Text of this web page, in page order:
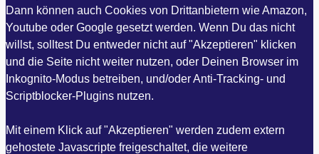
Dann können auch Cookies von Drittanbietern wie Amazon,
Youtube oder Google gesetzt werden. Wenn Du das nicht
willst, solltest Du entweder nicht auf "Akzeptieren" klicken
und die Seite nicht weiter nutzen, oder Deinen Browser im
Inkognito-Modus betreiben, und/oder Anti-Tracking- und
Scriptblocker-Plugins nutzen.
Mit einem Klick auf "Akzeptieren" werden zudem extern
gehostete Javascripte freigeschaltet, die weitere